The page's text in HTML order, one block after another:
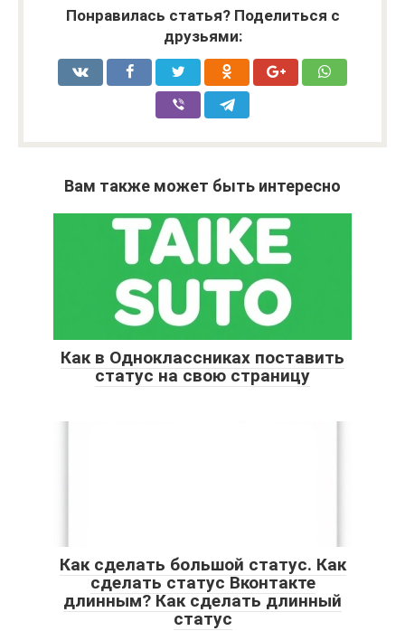
Понравилась статья? Поделиться с
друзьями:
Вам также может быть интересно
Как в Одноклассниках поставить
статус на свою страницу
Как сделать большой статус. Как
сделать статус Вконтакте
длинным? Как сделать длинный
статус